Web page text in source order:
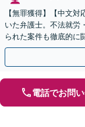
【無罪獲得】【中文
いた弁護士。不法就
られた案件も徹底的に
電話でお問